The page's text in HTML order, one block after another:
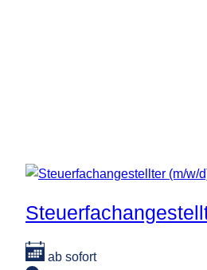
ab sofort